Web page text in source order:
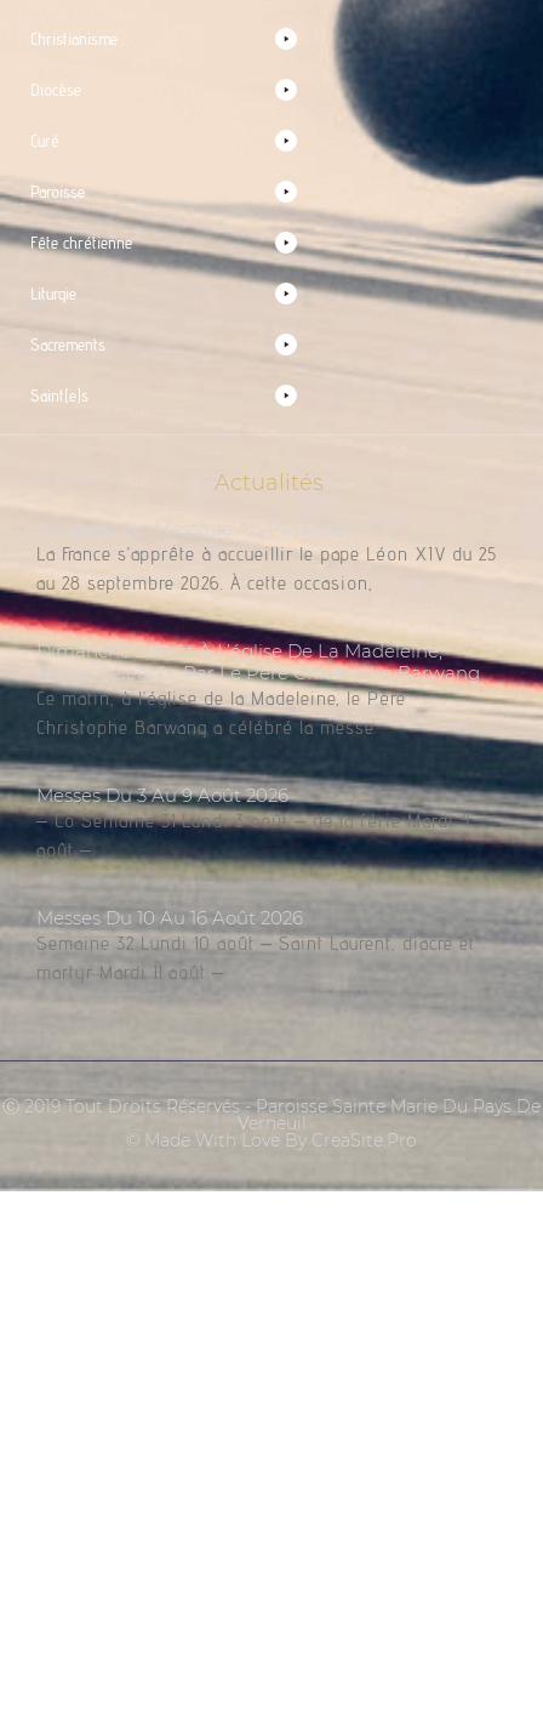
Christianisme
Diocèse
Curé
Paroisse
Fête chrétienne
Liturgie
Sacrements
Saint(e)s
Actualités
Adressez Un Message Au Pape Léon XIV
La France s’apprête à accueillir le pape Léon XIV du 25
au 28 septembre 2026. À cette occasion,
Dimanche 2 Août À L’église De La Madeleine,
Messe Célébrée Par Le Père Christophe Barwang
Ce matin, à l’église de la Madeleine, le Père
Christophe Barwang a célébré la messe.
Messes Du 3 Au 9 Août 2026
– Co Semaine 31 Lundi 3 août – de la férie Mardi 4
août –
Messes Du 10 Au 16 Août 2026
Semaine 32 Lundi 10 août – Saint Laurent, diacre et
martyr Mardi 11 août –
Ⓒ 2019 Tout Droits Réservés - Paroisse Sainte Marie Du Pays De
Verneuil
© Made With Love By CreaSite.Pro